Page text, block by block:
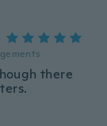
there